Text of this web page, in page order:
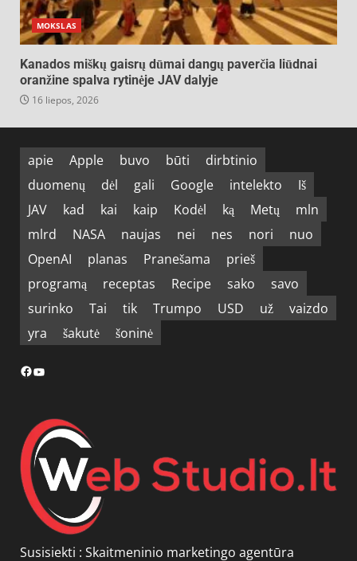
MOKSLAS
Kanados miškų gaisrų dūmai dangų paverčia liūdnai
oranžine spalva rytinėje JAV dalyje
16 liepos, 2026
apie Apple buvo būti
dirbtinio
duomenų
dėl gali Google intelekto
Iš
JAV
kad kai kaip Kodėl ką Metų
mln
mlrd
NASA naujas nei nes nori
nuo
OpenAI
planas Pranešama
prieš
programą
receptas Recipe sako
savo
surinko
Tai tik Trumpo USD už
vaizdo
yra
šakutė šoninė
Facebook
YouTube
Susisiekti : Skaitmeninio marketingo agentūra